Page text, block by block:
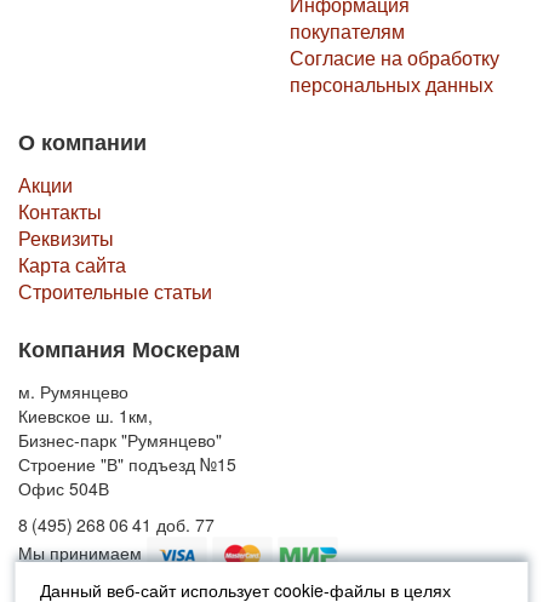
Данный веб-сайт использует cookie-файлы в целях
покупателям
Согласие на обработку
персональных данных
О компании
Акции
Контакты
Реквизиты
Карта сайта
Строительные статьи
Компания Москерам
м. Румянцево
Киевское ш. 1км,
Бизнес-парк "Румянцево"
Строение "В" подъезд №15
Офис 504В
8 (495) 268 06 41 доб. 77
Мы принимаем